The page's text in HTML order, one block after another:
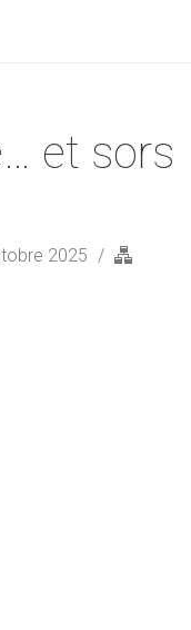
et sors
2025